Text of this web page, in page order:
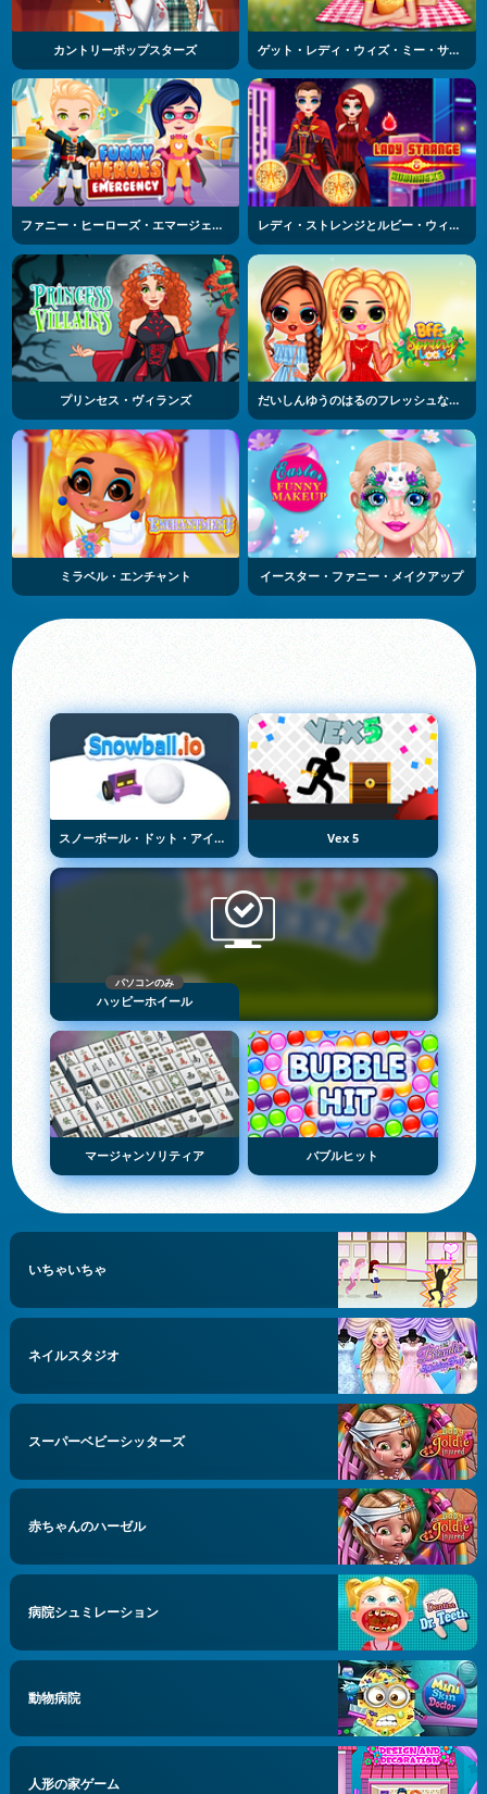
カントリーポップスターズ ゲット・レディ・ウィズ・ミー・サマーピクニック
ファニー・ヒーローズ・エマージェンシー レディ・ストレンジとルビー・ウィッチ
プリンセス・ヴィランズ だいしんゆうのはるのフレッシュなファッション
ミラベル・エンチャント イースター・ファニー・メイクアップ
スノーボール・ドット・アイオー Vex 5
パソコンのみ
ハッピーホイール
マージャンソリティア バブルヒット
いちゃいちゃ
ネイルスタジオ
スーパーベビーシッターズ
赤ちゃんのハーゼル
病院シュミレーション
動物病院
人形の家ゲーム